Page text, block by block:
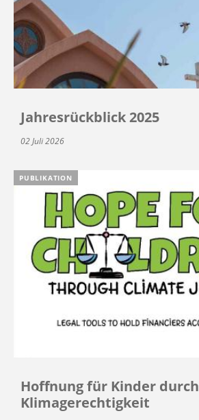
Jahresrückblick 2025
02 Juli 2026
PUBLIKATION
Hoffnung für Kinder durch
Klimagerechtigkeit